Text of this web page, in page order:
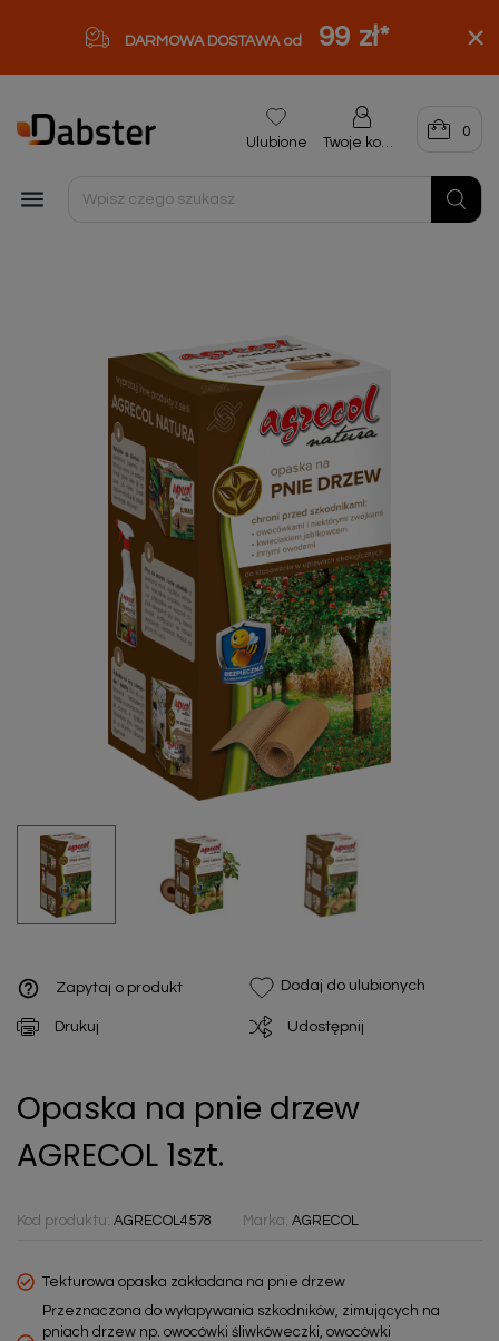
DARMOWA DOSTAWA od 99 zł*

Ulubione Twoje konto
0
help_outline Zapytaj o produkt Dodaj do ulubionych
Drukuj Udostępnij
Opaska na pnie drzew
AGRECOL 1szt.
Kod produktu: AGRECOL4578 Marka: AGRECOL
Tekturowa opaska zakładana na pnie drzew
Przeznaczona do wyłapywania szkodników, zimujących na
pniach drzew np. owocówki śliwkóweczki, owocówki